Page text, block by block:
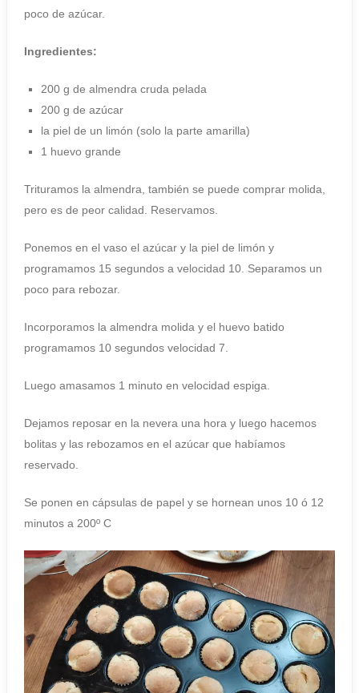
poco de azúcar.
Ingredientes:
200 g de almendra cruda pelada
200 g de azúcar
la piel de un limón (solo la parte amarilla)
1 huevo grande
Trituramos la almendra, también se puede comprar molida,
pero es de peor calidad. Reservamos.
Ponemos en el vaso el azúcar y la piel de limón y
programamos 15 segundos a velocidad 10. Separamos un
poco para rebozar.
Incorporamos la almendra molida y el huevo batido
programamos 10 segundos velocidad 7.
Luego amasamos 1 minuto en velocidad espiga.
Dejamos reposar en la nevera una hora y luego hacemos
bolitas y las rebozamos en el azúcar que habíamos
reservado.
Se ponen en cápsulas de papel y se hornean unos 10 ó 12
minutos a 200º C